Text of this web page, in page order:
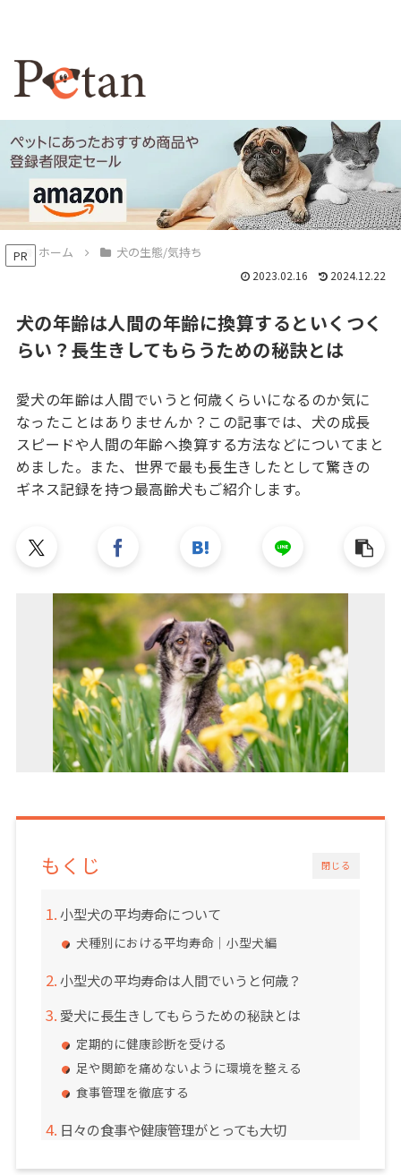
PR ホーム 犬の生態/気持ち
犬の年齢は人間の年齢に換算するといくつく
らい？長生きしてもらうための秘訣とは
2023.02.16 2024.12.22
愛犬の年齢は人間でいうと何歳くらいになるのか気に
なったことはありませんか？この記事では、犬の成長
スピードや人間の年齢へ換算する方法などについてまと
めました。また、世界で最も長生きしたとして驚きの
ギネス記録を持つ最高齢犬もご紹介します。
閉じる
もくじ
小型犬の平均寿命について
犬種別における平均寿命｜小型犬編
小型犬の平均寿命は人間でいうと何歳？
愛犬に長生きしてもらうための秘訣とは
定期的に健康診断を受ける
足や関節を痛めないように環境を整える
食事管理を徹底する
日々の食事や健康管理がとっても大切